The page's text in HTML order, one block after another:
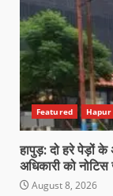
Featured Hapur
हापुड़: दो हरे पेड़ों
अधिकारी को नोटिस
August 8, 2026